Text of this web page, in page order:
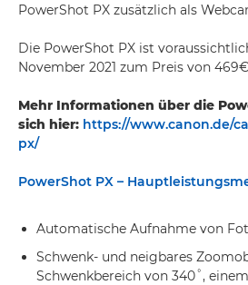
PowerShot PX zusätzlich als
Die PowerShot PX ist
November 2021 zum Preis von
Mehr Informationen über die
sich hier: https://www.canon.de/
px/
PowerShot PX –
Automatische Aufnahme von
Schwenk- und neigbares
Schwenkbereich von 340˚,